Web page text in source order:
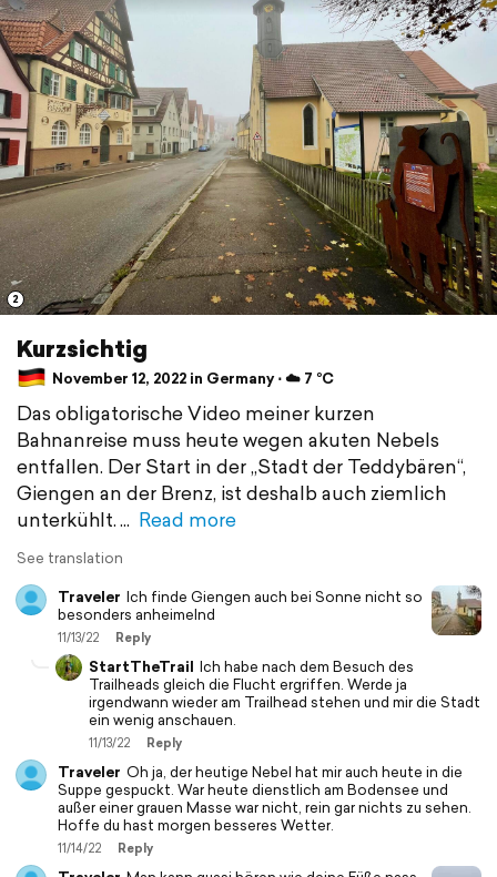
2
Kurzsichtig
November 12, 2022 in Germany ⋅ ☁️ 7 °C
Das obligatorische Video meiner kurzen
Bahnanreise muss heute wegen akuten Nebels
entfallen. Der Start in der „Stadt der Teddybären“,
Giengen an der Brenz, ist deshalb auch ziemlich
unterkühlt.
Read more
See translation
Traveler Ich finde Giengen auch bei Sonne nicht so
besonders anheimelnd
11/13/22 Reply
StartTheTrail Ich habe nach dem Besuch des
Trailheads gleich die Flucht ergriffen. Werde ja
irgendwann wieder am Trailhead stehen und mir die Stadt
ein wenig anschauen.
11/13/22 Reply
Traveler Oh ja, der heutige Nebel hat mir auch heute in die
Suppe gespuckt. War heute dienstlich am Bodensee und
außer einer grauen Masse war nicht, rein gar nichts zu sehen.
Hoffe du hast morgen besseres Wetter.
11/14/22 Reply